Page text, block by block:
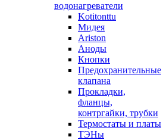
водонагреватели
Kotitonttu
Мидея
Ariston
Аноды
Кнопки
Предохранительные
клапана
Прокладки,
фланцы,
контргайки, трубки
Термостаты и платы
ТЭНы